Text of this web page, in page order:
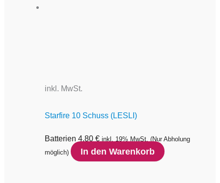
inkl. MwSt.
Starfire 10 Schuss (LESLI)
Batterien 4,80 € inkl. 19% MwSt. (Nur Abholung
möglich)
In den Warenkorb